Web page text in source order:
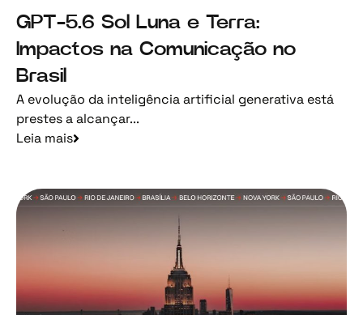
GPT-5.6 Sol Luna e Terra:
Impactos na Comunicação no
Brasil
A evolução da inteligência artificial generativa está
prestes a alcançar...
Leia mais